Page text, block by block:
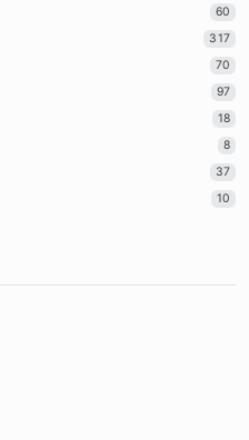
60
317
70
97
18
8
37
10